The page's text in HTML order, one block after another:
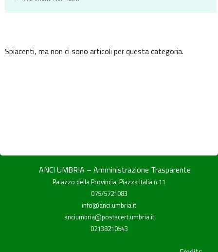
Spiacenti, ma non ci sono articoli per questa categoria.
ANCI UMBRIA – Amministrazione Trasparente
Palazzo della Provincia, Piazza Italia n.11
075/5721083
info@anci.umbria.it
anciumbria@postacert.umbria.it
02138210543